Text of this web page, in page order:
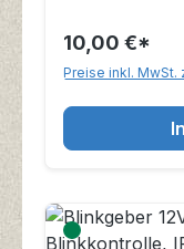
10,00 €*
Preise inkl. MwSt.